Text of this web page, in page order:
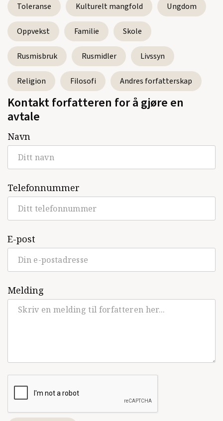
Se alle utgivelser
Toleranse Kulturelt mangfold Ungdom
Oppvekst Familie Skole
Rusmisbruk Rusmidler Livssyn
Religion Filosofi Andres forfatterskap
Kontakt forfatteren for å gjøre en
avtale
Navn
Telefonnummer
E-post
Melding